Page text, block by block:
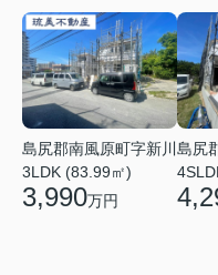
島尻郡南風原町字新川
3LDK (83.99㎡)
3,990万円
島尻